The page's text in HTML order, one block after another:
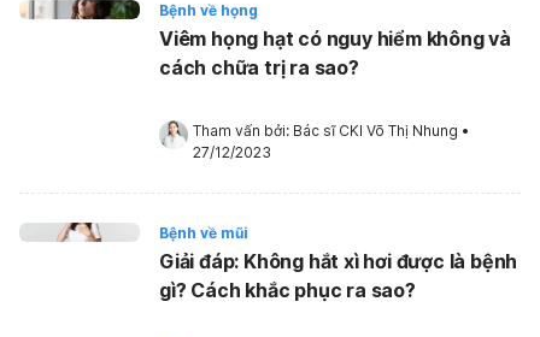
Bệnh về họng
Viêm họng hạt có nguy hiểm không và
cách chữa trị ra sao?
Tham vấn bởi: Bác sĩ CKI Võ Thị Nhung •
27/12/2023
Bệnh về mũi
Giải đáp: Không hắt xì hơi được là bệnh
gì? Cách khắc phục ra sao?